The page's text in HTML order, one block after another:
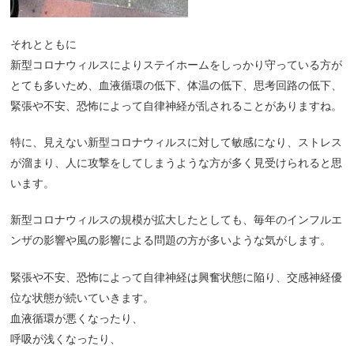
それとともに
新型コロナウィルスによりステイホームをしっかり守っている方が
とても多いため、血液循環の低下、体温の低下、思考回路の低下、
緊張や不安、恐怖によって自律神経が乱されることがありますね。
特に、見えない新型コロナウィルスに対して敏感になり、ストレス
が溜まり、人に攻撃をしてしまうような方が多く見受けられると思
います。
新型コロナウィルスの規模が拡大したとしても、毎年のインフルエ
ンザの影響や風の影響による問題の方が多いような気がします。
緊張や不安、恐怖によって自律神経は興奮状態に陥り、交感神経優
位な状態が続いていきます。
血液循環が悪くなったり、
呼吸が浅くなったり、